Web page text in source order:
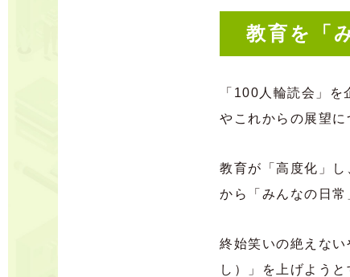
教育を「
「100人輪読会」
やこれからの展望に
教育が「高度化」
から「みんなの日
終始笑いの絶えな
し）」を上げよう